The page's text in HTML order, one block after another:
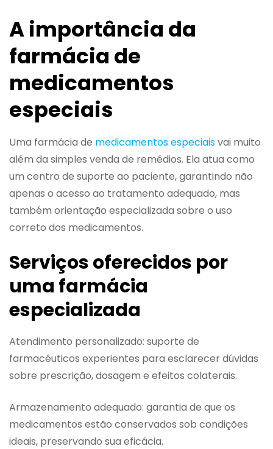
A importância da
farmácia de
medicamentos
especiais
Uma farmácia de medicamentos especiaisvai muito
além da simples venda de remédios. Ela atua como
um centro de suporte ao paciente, garantindo não
apenas o acesso ao tratamento adequado, mas
também orientação especializada sobre o uso
correto dos medicamentos.
Serviços oferecidos por
uma farmácia
especializada
Atendimento personalizado: suporte de
farmacêuticos experientes para esclarecer dúvidas
sobre prescrição, dosagem e efeitos colaterais.
Armazenamento adequado: garantia de que os
medicamentos estão conservados sob condições
ideais, preservando sua eficácia.